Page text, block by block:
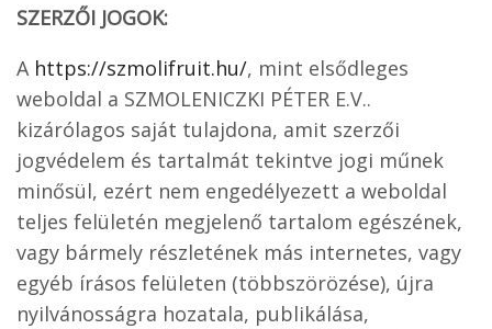
SZERZŐI JOGOK:
A https://szmolifruit.hu/, mint elsődleges
weboldal a SZMOLENICZKI PÉTER E.V..
kizárólagos saját tulajdona, amit szerzői
jogvédelem és tartalmát tekintve jogi műnek
minősül, ezért nem engedélyezett a weboldal
teljes felületén megjelenő tartalom egészének,
vagy bármely részletének más internetes, vagy
egyéb írásos felületen (többszörözése), újra
nyilvánosságra hozatala, publikálása,